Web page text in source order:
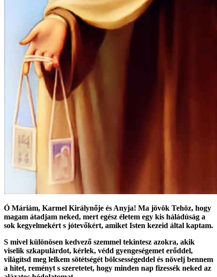
Ó Máriám, Karmel Királynője és Anyja! Ma jövök Tehöz, hogy
magam átadjam neked, mert egész életem egy kis háládúság a
sok kegyelmekért s jótevőkért, amiket Isten kezeid által kaptam.
S mivel különösen kedvező szemmel tekintesz azokra, akik
viselik szkapulárdot, kérlek, védd gyengeségemet erőddel,
világítsd meg lelkem sötétségét bölcsességeddel és növelj bennem
a hitet, reményt s szeretetet, hogy minden nap fizessék neked az